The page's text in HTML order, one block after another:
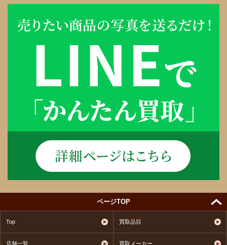
ページTOP
Top 買取品目
店舗一覧 買取メーカー